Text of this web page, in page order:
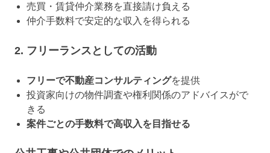
売買・賃貸仲介業務を直接請け負える
仲介手数料で安定的な収入を得られる
2. フリーランスとしての活動
フリーで不動産コンサルティングを提供
投資家向けの物件調査や権利関係のアドバイスがで
きる
案件ごとの手数料で高収入を目指せる